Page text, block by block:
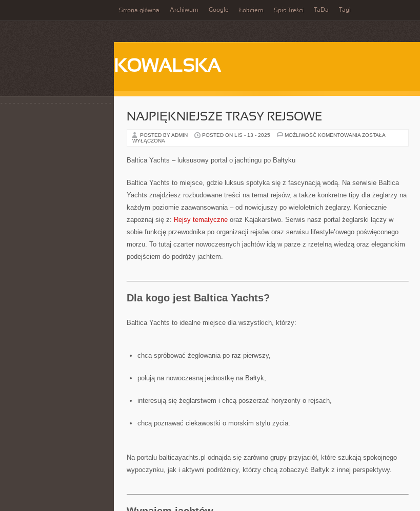
Strona główna Archiwum Google Łokciem Spis Treści TaDa Tagi
KOWALSKA
NAJPIĘKNIEJSZE TRASY REJSOWE
POSTED BY ADMIN POSTED ON LIS - 13 - 2025 MOŻLIWOŚĆ KOMENTOWANIA NAJPIĘKNIEJSZE
ZOSTAŁA
WYŁĄCZONA
Baltica Yachts – luksusowy portal o jachtingu po Bałtyku
Baltica Yachts to miejsce, gdzie luksus spotyka się z fascynacją wodą. Na serwisie Baltica
Yachts znajdziesz rozbudowane treści na temat rejsów, a także konkretne tipy dla żeglarzy na
każdym poziomie zaawansowania – od nowicjuszy po wieloletnich żeglarzy. Koniecznie
zapoznaj się z: Rejsy tematyczne oraz Kajakarstwo. Serwis nasz portal żeglarski łączy w
sobie funkcję przewodnika po organizacji rejsów oraz serwisu lifestyle’owego poświęconego
morzu. To tutaj czarter nowoczesnych jachtów idą w parze z rzetelną wiedzą oraz eleganckim
podejściem do podróży jachtem.
Dla kogo jest Baltica Yachts?
Baltica Yachts to idealne miejsce dla wszystkich, którzy:
chcą spróbować żeglowania po raz pierwszy,
polują na nowoczesną jednostkę na Bałtyk,
interesują się żeglarstwem i chcą poszerzać horyzonty o rejsach,
chcą poznawać ciekawostki o morskim stylu życia.
Na portalu balticayachts.pl odnajdą się zarówno grupy przyjaciół, które szukają spokojnego
wypoczynku, jak i aktywni podróżnicy, którzy chcą zobaczyć Bałtyk z innej perspektywy.